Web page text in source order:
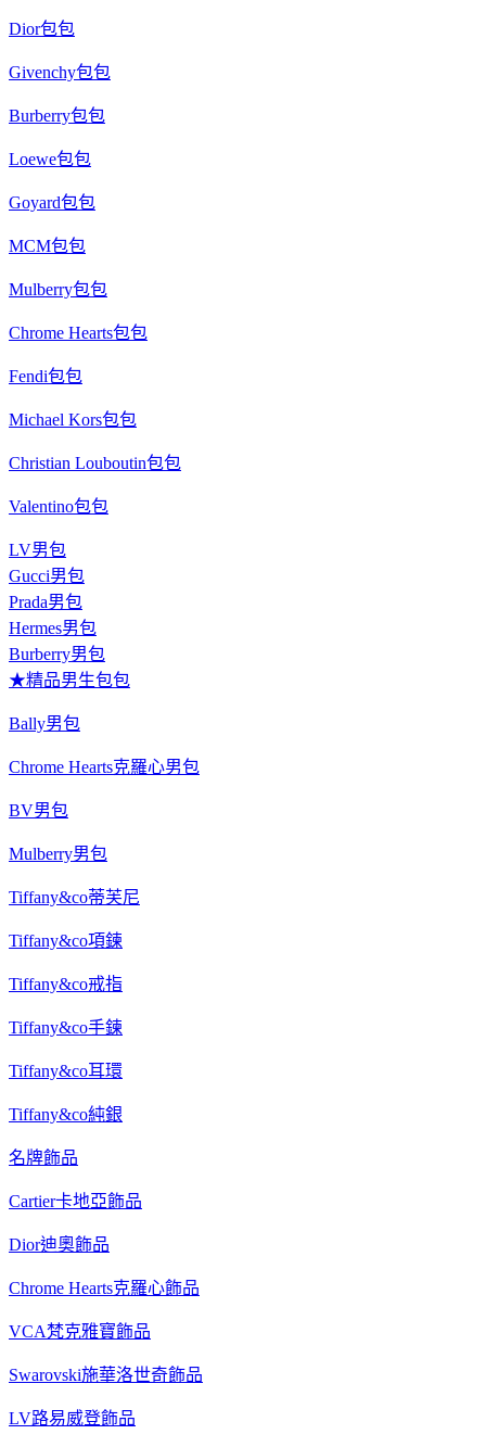
Dior包包
Givenchy包包
Burberry包包
Loewe包包
Goyard包包
MCM包包
Mulberry包包
Chrome Hearts包包
Fendi包包
Michael Kors包包
Christian Louboutin包包
Valentino包包
LV男包
Gucci男包
Prada男包
Hermes男包
Burberry男包
★精品男生包包
Bally男包
Chrome Hearts克羅心男包
BV男包
Mulberry男包
Tiffany&co蒂芙尼
Tiffany&co項鍊
Tiffany&co戒指
Tiffany&co手鍊
Tiffany&co耳環
Tiffany&co純銀
名牌飾品
Cartier卡地亞飾品
Dior迪奧飾品
Chrome Hearts克羅心飾品
VCA梵克雅寶飾品
Swarovski施華洛世奇飾品
LV路易威登飾品